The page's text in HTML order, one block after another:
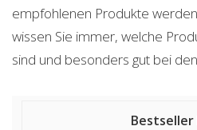
empfohlenen Produkte
wissen Sie immer, welche
sind und besonders gut bei